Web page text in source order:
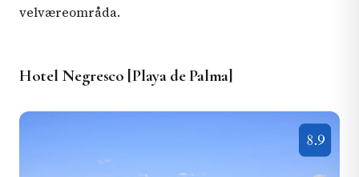
velværeområda.
Hotel Negresco [Playa de Palma]